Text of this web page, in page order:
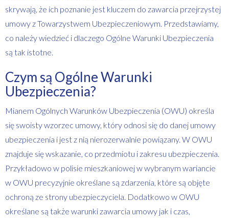
skrywają, że ich poznanie jest kluczem do zawarcia przejrzystej
umowy z Towarzystwem Ubezpieczeniowym. Przedstawiamy,
co należy wiedzieć i dlaczego Ogólne Warunki Ubezpieczenia
są tak istotne.
Czym są Ogólne Warunki
Ubezpieczenia?
Mianem Ogólnych Warunków Ubezpieczenia (OWU) określa
się swoisty wzorzec umowy, który odnosi się do danej umowy
ubezpieczenia i jest z nią nierozerwalnie powiązany. W OWU
znajduje się wskazanie, co przedmiotu i zakresu ubezpieczenia.
Przykładowo w polisie mieszkaniowej w wybranym wariancie
w OWU precyzyjnie określane są zdarzenia, które są objęte
ochroną ze strony ubezpieczyciela. Dodatkowo w OWU
określane są także warunki zawarcia umowy jak i czas,